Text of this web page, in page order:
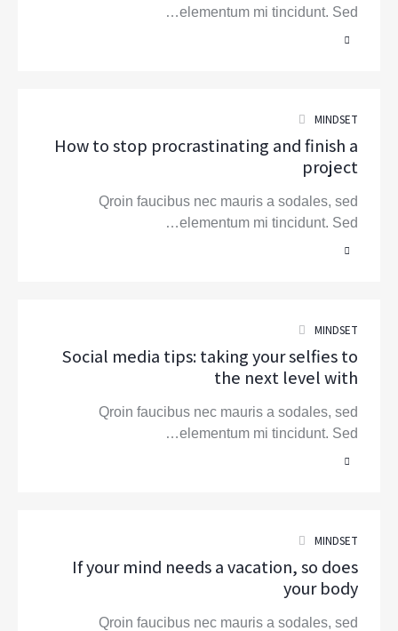
elementum mi tincidunt. Sed…
MINDSET
How to stop procrastinating and finish a
project
Qroin faucibus nec mauris a sodales, sed
elementum mi tincidunt. Sed…
MINDSET
Social media tips: taking your selfies to
the next level with
Qroin faucibus nec mauris a sodales, sed
elementum mi tincidunt. Sed…
MINDSET
If your mind needs a vacation, so does
your body
Qroin faucibus nec mauris a sodales, sed